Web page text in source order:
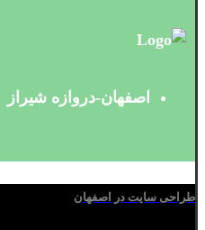
اصفهان-دروازه شیراز
طراحی سایت در اصفهان